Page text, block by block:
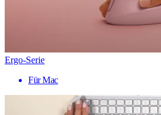
Ergo-Serie
Für Mac